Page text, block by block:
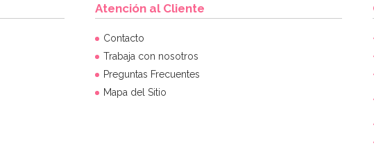
Atención al Cliente
Contacto
Trabaja con nosotros
Preguntas Frecuentes
Mapa del Sitio